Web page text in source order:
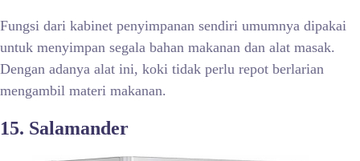
Fungsi dari kabinet penyimpanan sendiri umumnya dipakai
untuk menyimpan segala bahan makanan dan alat masak.
Dengan adanya alat ini, koki tidak perlu repot berlarian
mengambil materi makanan.
15. Salamander